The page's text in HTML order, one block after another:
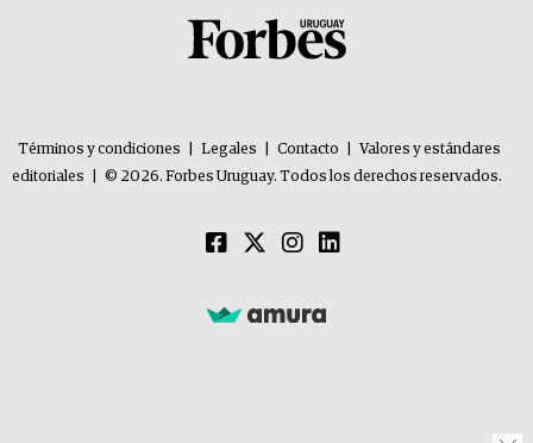
Términos y condiciones Legales Contacto
Valores y estándares
editoriales
© 2026. Forbes Uruguay. Todos los derechos reservados.